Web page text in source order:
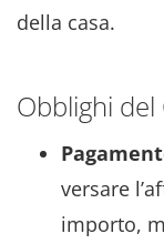
della casa.
Obblighi
versare
importo,